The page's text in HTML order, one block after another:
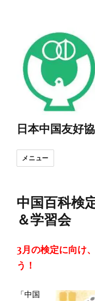
日本中国友好
メニュー
中国百科検
＆学習会
3月の検定に向け
う！
「中国